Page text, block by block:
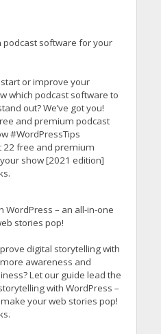
software for your
or improve your
which podcast software to
out? We’ve got you!
and premium podcast
#WordPressTips
22 free and premium
show [2021 edition]
WordPress – an all-in-one
stories pop!
digital storytelling with
awareness and
Let our guide lead the
with WordPress –
your web stories pop!